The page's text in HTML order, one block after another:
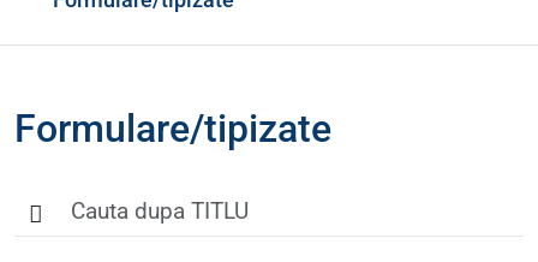
Formulare/tipizate